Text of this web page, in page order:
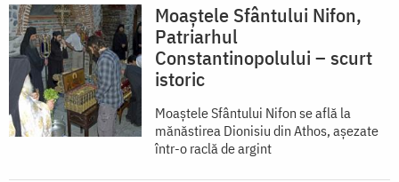
Moaștele Sfântului Nifon,
Patriarhul
Constantinopolului – scurt
istoric
Moaștele Sfântului Nifon se află la
mănăstirea Dionisiu din Athos, aşezate
într-o raclă de argint